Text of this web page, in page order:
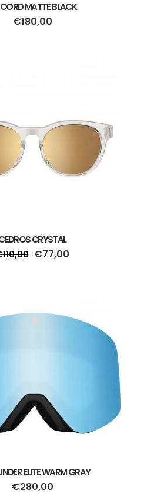
MATTE BLACK
€180,00
CRYSTAL
110,00 €77,00
ELITE WARM GRAY
€280,00